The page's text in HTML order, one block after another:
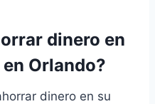
dinero en
Orlando?
dinero en su